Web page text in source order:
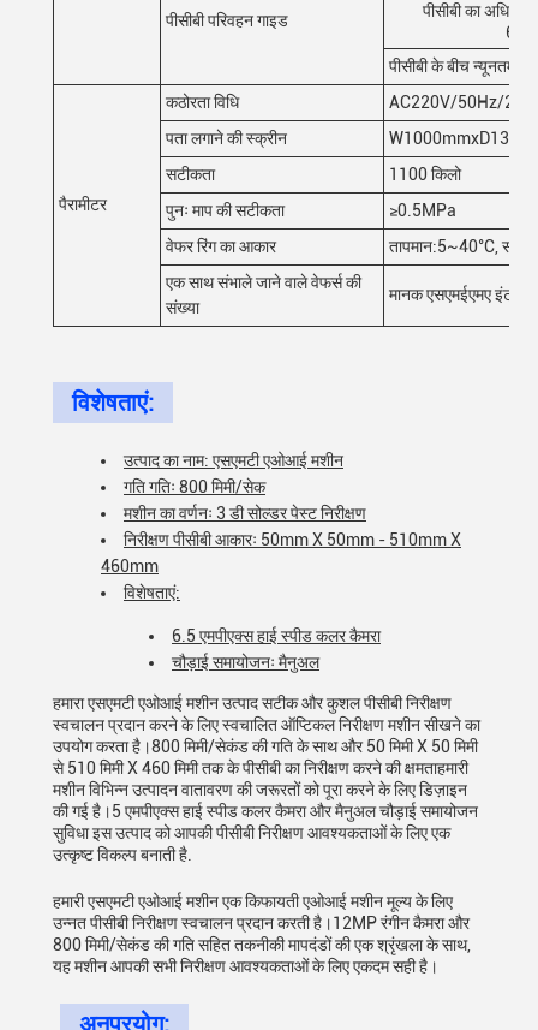
पीसीबी परिवहन गाइड
पीसीबी का
पीसीबी के बीच न्यूनतम
पैरामीटर
कठोरता विधि
AC220V/50Hz/
पता लगाने की स्क्रीन
सटीकता
1100 किलो
पुनः माप की सटीकता
≥0.5MPa
वेफर रिंग का आकार
तापमान:5~40°C,
एक साथ संभाले जाने वाले वेफर्स की
संख्या
मानक एसएमईएमए
विशेषताएं:
उत्पाद का नाम: एसएमटी एओआई मशीन
गति गतिः 800 मिमी/सेक
मशीन का वर्णनः 3 डी सोल्डर पेस्ट निरीक्षण
निरीक्षण पीसीबी आकारः 50mm X 50mm - 510mm X
460mm
विशेषताएं:
6.5 एमपीएक्स हाई स्पीड कलर कैमरा
चौड़ाई समायोजनः मैनुअल
हमारा एसएमटी एओआई मशीन उत्पाद सटीक और कुशल पीसीबी निरीक्षण
स्वचालन प्रदान करने के लिए स्वचालित ऑप्टिकल निरीक्षण मशीन सीखने का
उपयोग करता है।800 मिमी/सेकंड की गति के साथ और 50 मिमी X 50 मिमी
से 510 मिमी X 460 मिमी तक के पीसीबी का निरीक्षण करने की क्षमताहमारी
मशीन विभिन्न उत्पादन वातावरण की जरूरतों को पूरा करने के लिए डिज़ाइन
की गई है।5 एमपीएक्स हाई स्पीड कलर कैमरा और मैनुअल चौड़ाई समायोजन
सुविधा इस उत्पाद को आपकी पीसीबी निरीक्षण आवश्यकताओं के लिए एक
उत्कृष्ट विकल्प बनाती है.
हमारी एसएमटी एओआई मशीन एक किफायती एओआई मशीन मूल्य के लिए
उन्नत पीसीबी निरीक्षण स्वचालन प्रदान करती है।12MP रंगीन कैमरा और
800 मिमी/सेकंड की गति सहित तकनीकी मापदंडों की एक श्रृंखला के साथ,
यह मशीन आपकी सभी निरीक्षण आवश्यकताओं के लिए एकदम सही है।
अनुप्रयोग: